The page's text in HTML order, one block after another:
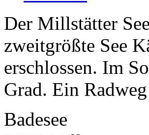
Der Millstätter
zweitgrößte See
erschlossen. Im
Grad. Ein
Badesee